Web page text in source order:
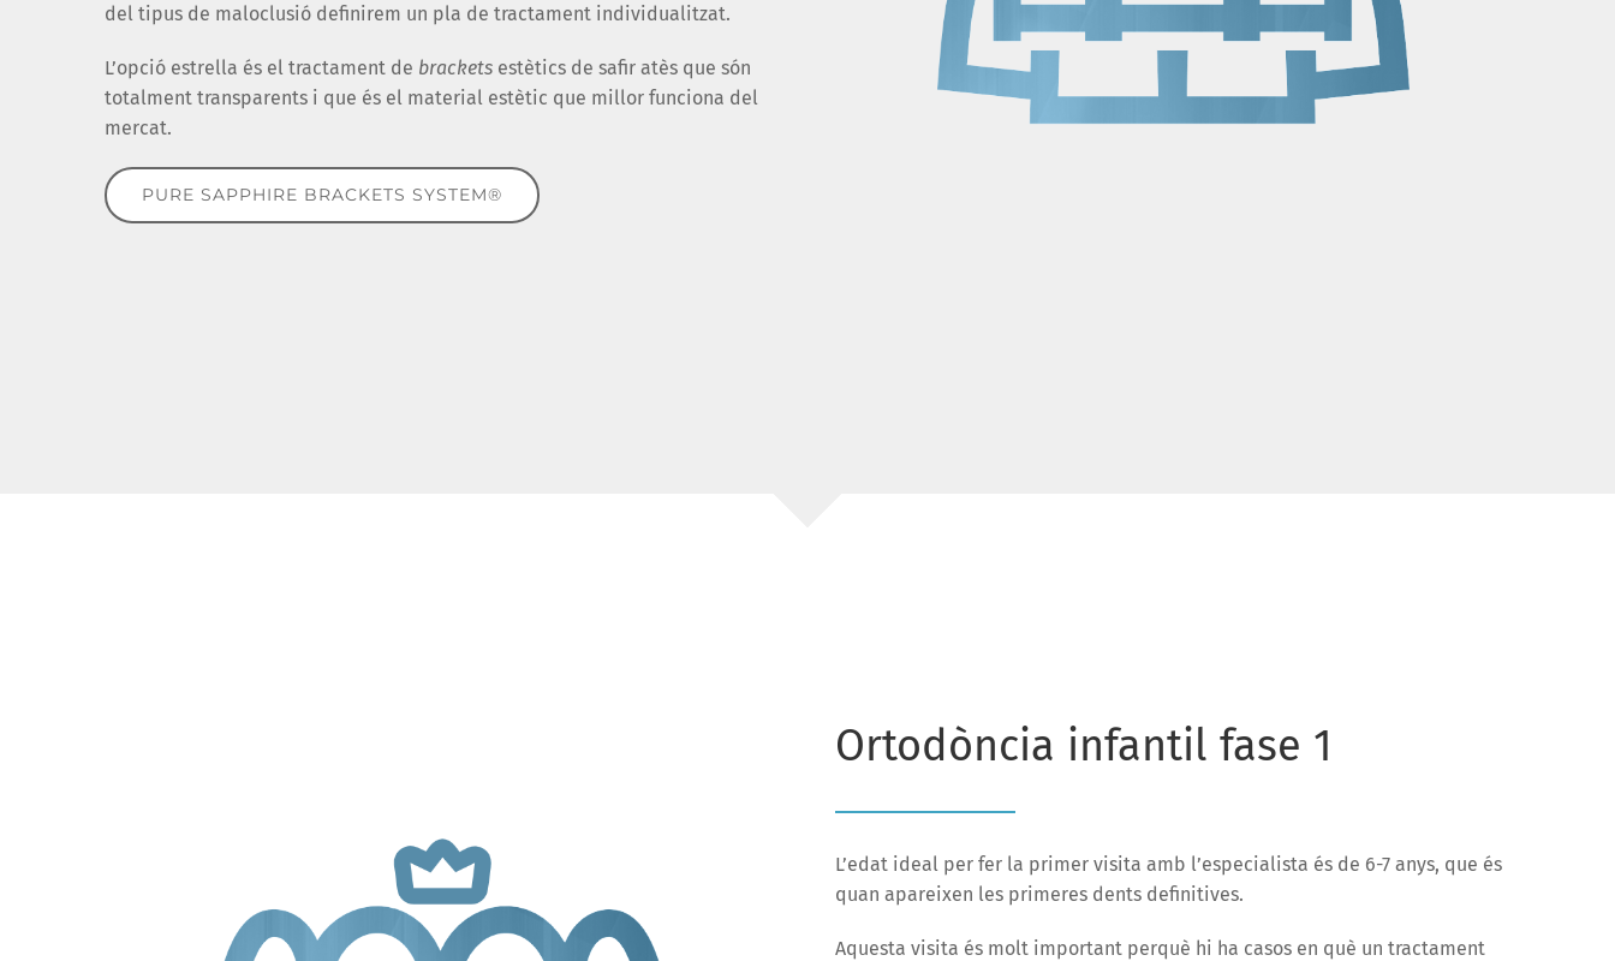
del tipus de maloclusió definirem un pla de tractament individualitzat.
L’opció estrella és el tractament de brackets estètics de safir atès que són
totalment transparents i que és el material estètic que millor funciona del
mercat.
PURE SAPPHIRE BRACKETS SYSTEM®
Ortodòncia infantil fase 1
L’edat ideal per fer la primer visita amb l’especialista és de 6-7 anys, que és
quan apareixen les primeres dents definitives.
Aquesta visita és molt important perquè hi ha casos en què un tractament